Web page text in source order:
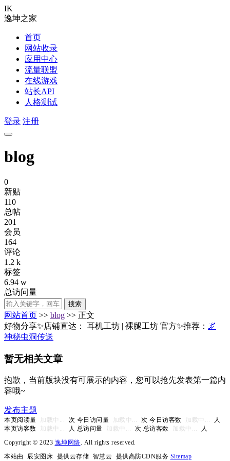
IK
逸坤之家
首页
网站收录
应用中心
流量联盟
在线游戏
站长API
人格测试
登录 注册
blog
0
新贴
110
总帖
201
会员
164
评论
1.2 k
标签
6.94 w
总访问量
搜索
网站首页 >> blog >> 正文
好物分享✨店铺直达： 耳机工坊 | 裸腿工坊 官方✨推荐： 🌌
神秘虫洞传送
暂无相关文章
抱歉，当前版块没有可展示的内容，您可以抢先发表第一篇内
容哦~
发布主题
本页阅读量 加载中... 次 今日访问量 加载中... 次 今日访客数 加载中...
人
本页访客数
加载中... 人 总访问量 加载中... 次 总访客数 加载中...
人
Copyright © 2023 逸坤网络. All rights reserved.
本站由
辰安图床 提供云存储 智慧云 提供高防CDN服务 Sitemap